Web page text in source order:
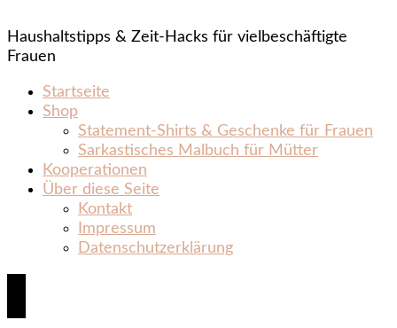
Haushaltstipps & Zeit‑Hacks für vielbeschäftigte
Frauen
Startseite
Shop
Statement‑Shirts & Geschenke für Frauen
Sarkastisches Malbuch für Mütter
Kooperationen
Über diese Seite
Kontakt
Impressum
Datenschutzerklärung